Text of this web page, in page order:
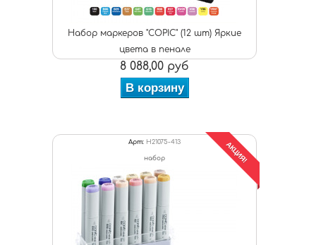
Набор маркеров "COPIC" (12 шт) Яркие
цвета в пенале
8 088,00 руб
В корзину
Арт: H21075-413
набор АКЦИЯ!